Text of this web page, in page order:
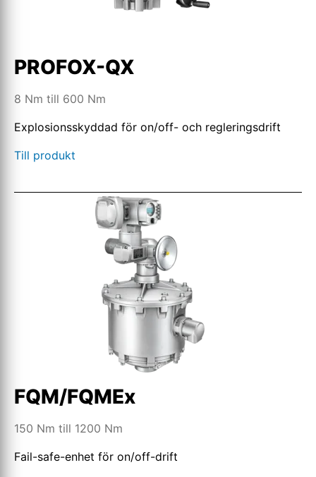
PROFOX-QX
8 Nm till 600 Nm
Explosionsskyddad för on/off- och regleringsdrift
Till produkt
FQM/FQMEx
150 Nm till 1200 Nm
Fail-safe-enhet för on/off-drift